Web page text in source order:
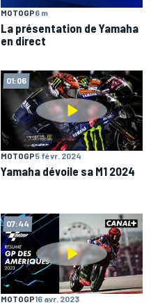
MOTOGP6 m
La présentation de Yamaha
en direct
01:06
MOTOGP5 févr. 2024
Yamaha dévoile sa M1 2024
07:44
MOTOGP16 avr. 2023